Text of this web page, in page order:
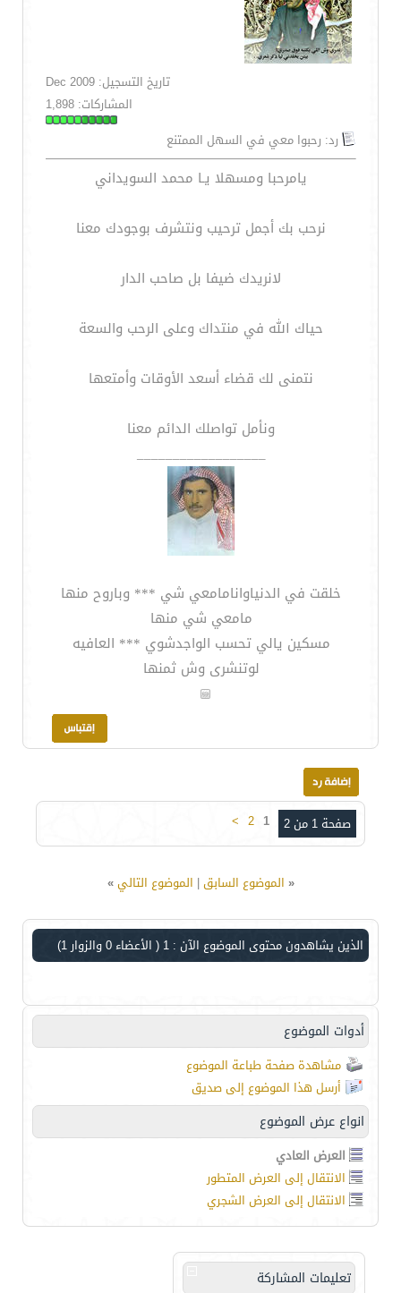
تاريخ التسجيل: Dec 2009
المشاركات: 1,898
رد: رحبوا معي في السهل الممتنع
يامرحبا ومسهلا يـا محمد السويداني
نرحب بك أجمل ترحيب ونتشرف بوجودك معنا
لانريدك ضيفا بل صاحب الدار
حياك الله في منتداك وعلى الرحب والسعة
نتمنى لك قضاء أسعد الأوقات وأمتعها
ونأمل تواصلك الدائم معنا
__________________
خلقت في الدنياوانامامعي شي *** وباروح منها
مامعي شي منها
مسكين يالي تحسب الواجدشوي *** العافيه
لوتنشرى وش ثمنها
صفحة 1 من 2 1
2
>
« الموضوع السابق| الموضوع التالي»
الذين يشاهدون محتوى الموضوع الآن : 1 ( الأعضاء 0 والزوار 1)
أدوات الموضوع
مشاهدة صفحة طباعة الموضوع
أرسل هذا الموضوع إلى صديق
انواع عرض الموضوع
العرض العادي
الانتقال إلى العرض المتطور
الانتقال إلى العرض الشجري
تعليمات المشاركة